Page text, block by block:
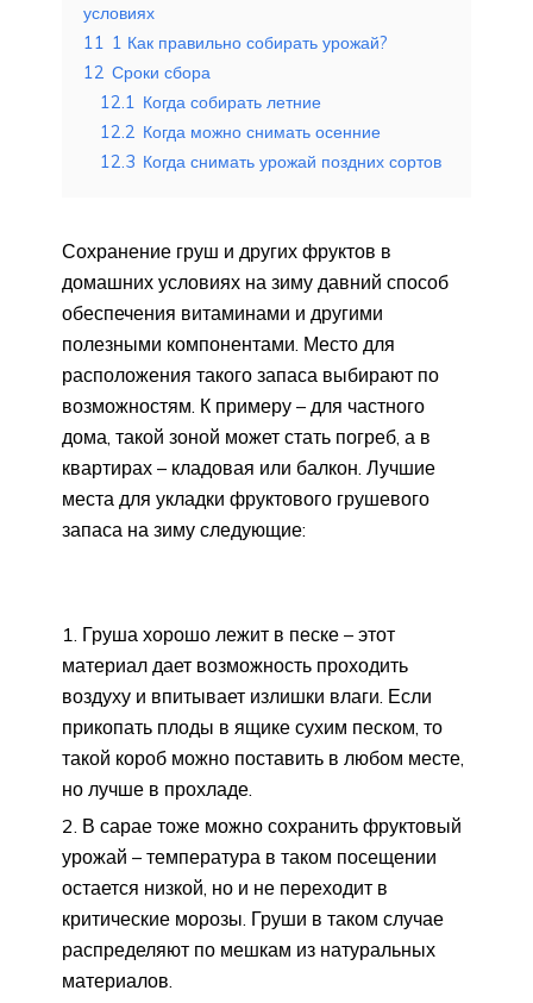
условиях
11 1 Как правильно собирать урожай?
12 Сроки сбора
12.1 Когда собирать летние
12.2 Когда можно снимать осенние
12.3 Когда снимать урожай поздних сортов
Сохранение груш и других фруктов в
домашних условиях на зиму давний способ
обеспечения витаминами и другими
полезными компонентами. Место для
расположения такого запаса выбирают по
возможностям. К примеру – для частного
дома, такой зоной может стать погреб, а в
квартирах – кладовая или балкон. Лучшие
места для укладки фруктового грушевого
запаса на зиму следующие:
Груша хорошо лежит в песке – этот
материал дает возможность проходить
воздуху и впитывает излишки влаги. Если
прикопать плоды в ящике сухим песком, то
такой короб можно поставить в любом месте,
но лучше в прохладе.
В сарае тоже можно сохранить фруктовый
урожай – температура в таком посещении
остается низкой, но и не переходит в
критические морозы. Груши в таком случае
распределяют по мешкам из натуральных
материалов.